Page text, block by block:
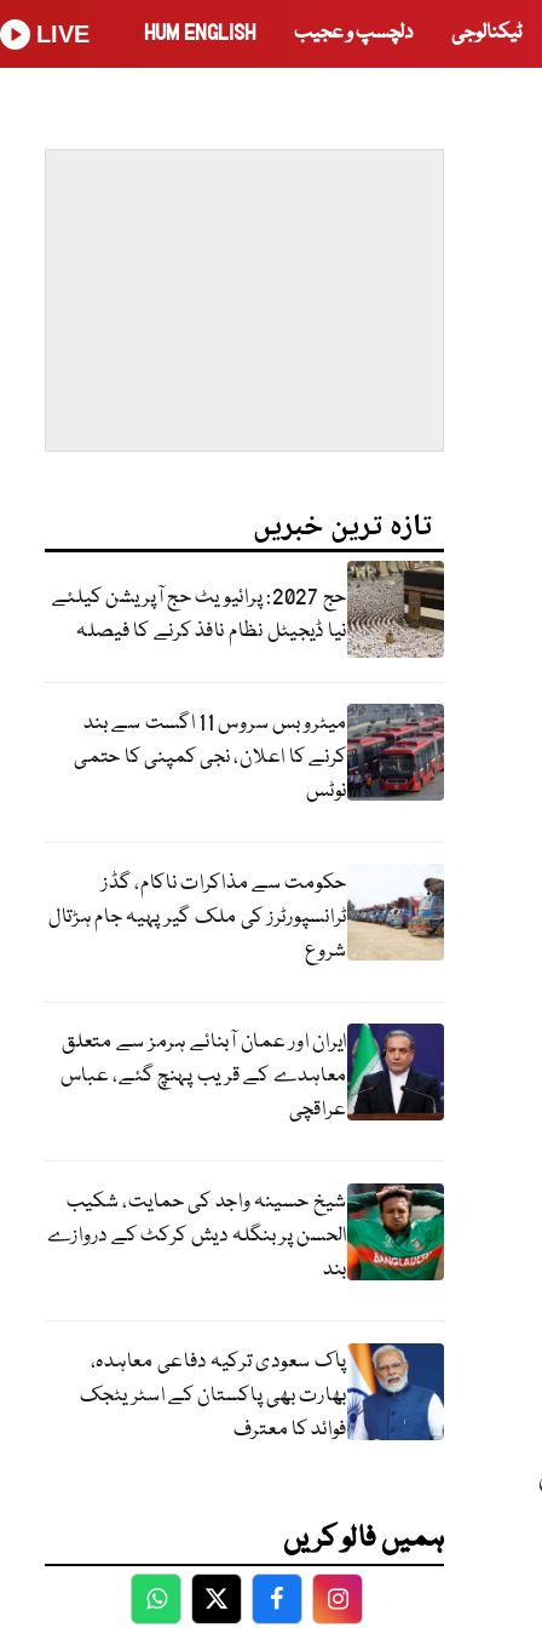
ٹیکنالوجی دلچسپ و عجیب HUM ENGLISH
LIVE
تازہ ترین خبریں
حج 2027: پرائیویٹ حج آپریشن کیلئے
نیا ڈیجیٹل نظام نافذ کرنے کا فیصلہ
میٹرو بس سروس 11 اگست سے بند
کرنے کا اعلان، نجی کمپنی کا حتمی
نوٹس
حکومت سے مذاکرات ناکام، گڈز
ٹرانسپورٹرز کی ملک گیر پہیہ جام ہڑتال
شروع
ایران اور عمان آبنائے ہرمز سے متعلق
معاہدے کے قریب پہنچ گئے، عباس
عراقچی
شیخ حسینہ واجد کی حمایت، شکیب
الحسن پر بنگلہ دیش کرکٹ کے دروازے
بند
پاک سعودی ترکیہ دفاعی معاہدہ،
بھارت بھی پاکستان کے اسٹریٹجک
فوائد کا معترف
ہمیں فالو کریں
WhatsApp
TwitterFacebookFacebook